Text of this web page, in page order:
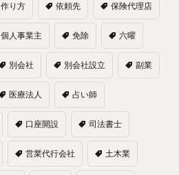
作り方 依頼先 保険代理店
個人事業主 免除 六曜
別会社 別会社設立 副業
医療法人 占い師
口座開設 司法書士
営業代行会社 土木業